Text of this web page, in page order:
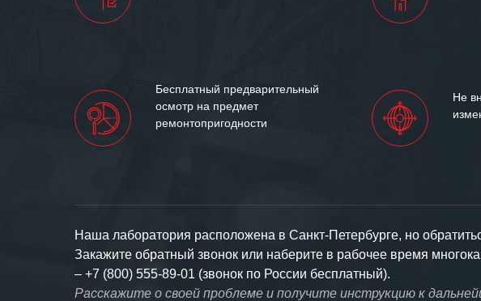
Бесплатный предварительный
осмотр на предмет
ремонтопригодности
Не
Наша лаборатория расположена в Санкт-Петербурге, но
Закажите обратный звонок или наберите в рабочее время
– +7 (800) 555-89-01 (звонок по России бесплатный).
Расскажите о своей проблеме и получите инструкцию к